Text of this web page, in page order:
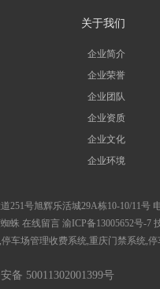
关于我们
企业简介
企业荣誉
企业团队
企业资质
企业文化
企业环境
251号旭辉乐活城29A栋10-10/11号
蛛 在线留言 渝ICP备13005652号-7
停车场管理收费系统,重庆门禁系统,停
备 50011302001399号